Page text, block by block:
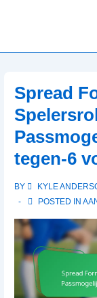
Spread
tegen-6
BY KYLE
POSTED IN